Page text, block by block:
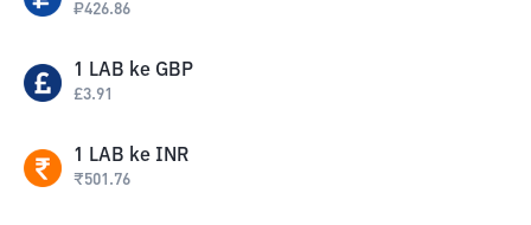
₽426.86
1 LAB ke GBP
£3.91
1 LAB ke INR
₹501.76